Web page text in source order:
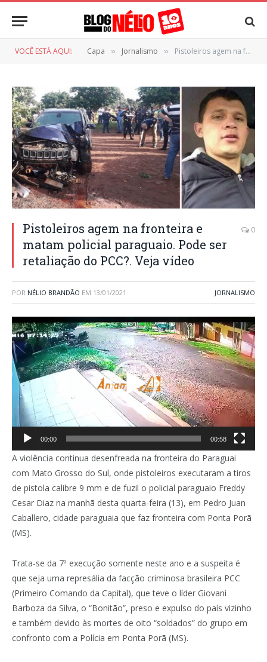
VOCÊ ESTÁ AQUI: Capa » Jornalismo » Pistoleiros agem na fronteira e matam policial paraguaio. Pode ser retaliação do PCC?. Veja vídeo
Pistoleiros agem na fronteira e
matam policial paraguaio. Pode ser
retaliação do PCC?. Veja vídeo
0
POR NÉLIO BRANDÃO EM 13/01/2021 JORNALISMO
Tocador
de
vídeo
00:00 00:58
A violência continua desenfreada na fronteira do Paraguai
com Mato Grosso do Sul, onde pistoleiros executaram a tiros
de pistola calibre 9 mm e de fuzil o policial paraguaio Freddy
Cesar Diaz na manhã desta quarta-feira (13), em Pedro Juan
Caballero, cidade paraguaia que faz fronteira com Ponta Porã
(MS).
Trata-se da 7ª execução somente neste ano e a suspeita é
que seja uma represália da facção criminosa brasileira PCC
(Primeiro Comando da Capital), que teve o líder Giovani
Barboza da Silva, o “Bonitão”, preso e expulso do país vizinho
e também devido às mortes de oito “soldados” do grupo em
confronto com a Polícia em Ponta Porã (MS).